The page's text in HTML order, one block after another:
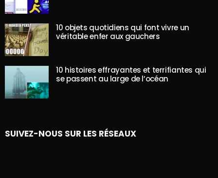
10 objets quotidiens qui font vivre un
véritable enfer aux gauchers
10 histoires effrayantes et terrifiantes qui
se passent au large de l’océan
SUIVEZ-NOUS SUR LES RÉSEAUX